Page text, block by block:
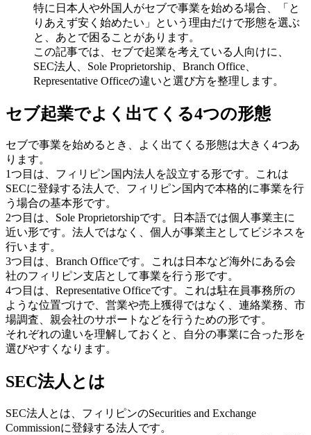
特に日本人や外国人がセブで事業を始める場合、「と
りあえず安く始めたい」という理由だけで形態を選ぶ
と、あとで困ることがあります。
この記事では、セブで起業を考えている人向けに、
SEC法人、Sole Proprietorship、Branch Office、
Representative Officeの違いと選び方を整理します。
セブ起業でよく出てくる4つの形態
セブで事業を始めるとき、よく出てくる形態は大きく4つあ
ります。
1つ目は、フィリピン国内法人を設立する形です。これは
SECに登録する法人で、フィリピン国内で本格的に事業を行
う場合の基本形です。
2つ目は、Sole Proprietorshipです。日本語では個人事業主に
近い形です。法人ではなく、個人が事業主としてビジネスを
行います。
3つ目は、Branch Officeです。これは日本など海外にある会
社のフィリピン支店として事業を行う形です。
4つ目は、Representative Officeです。これは駐在員事務所の
ような位置づけで、営業や売上獲得ではなく、連絡業務、市
場調査、親会社のサポートなどを行うための形です。
それぞれの違いを理解しておくと、自分の事業に合った形を
選びやすくなります。
SEC法人とは
SEC法人とは、フィリピンのSecurities and Exchange
Commissionに登録する法人です。